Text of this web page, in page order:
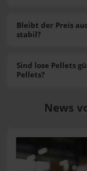
Bleibt der Preis
stabil?
Sind lose Pellets
Pellets?
News